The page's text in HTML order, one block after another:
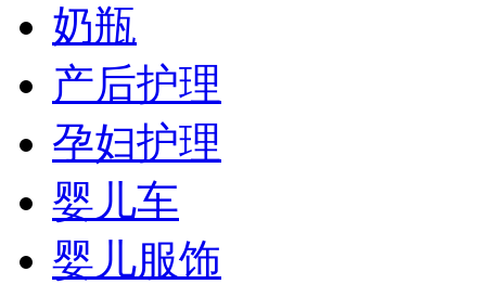
奶瓶
产后护理
孕妇护理
婴儿车
婴儿服饰